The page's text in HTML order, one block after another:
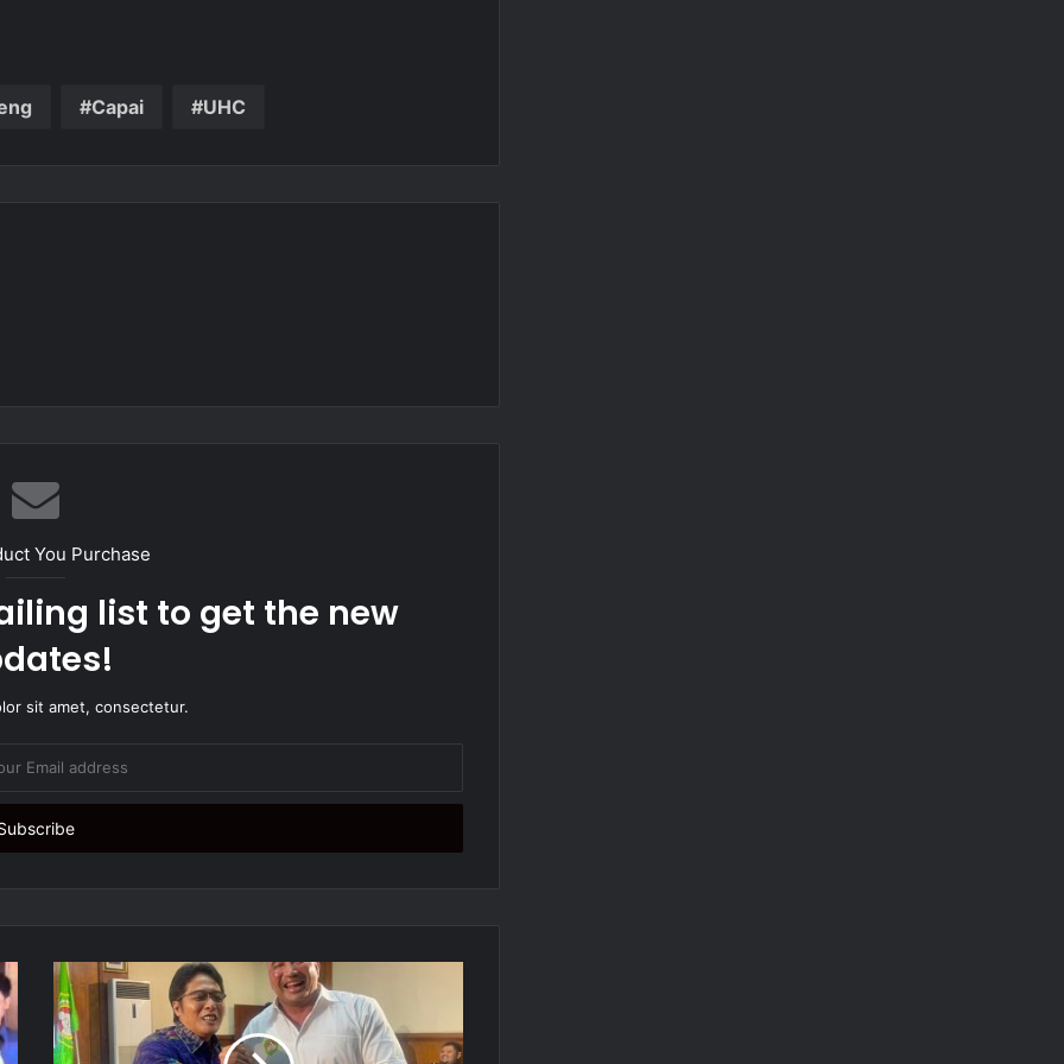
Capai UHC
You Purchase
list to get the new
sit amet, consectetur.